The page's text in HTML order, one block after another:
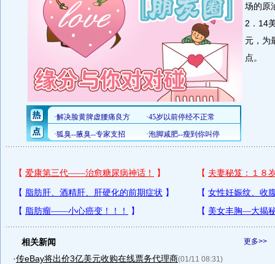
场的原
2．14
元，为
点。
更多>>
相关新闻
·传eBay将出价3亿美元收购在线票务代理商(01/11 08:31)